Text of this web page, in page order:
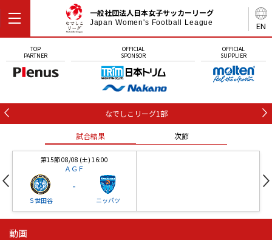
EN
一般社団法人日本女子サッカーリーグ
Japan Women's Football League
TOP
PARTNER
OFFICIAL
SPONSOR
OFFICIAL
SUPPLIER
なでしこリーグ1部
試合結果 次節
第15節 08/08 (土) 16:00
ＡＧＦ
Ｓ世田谷
-
ニッパツ
動画